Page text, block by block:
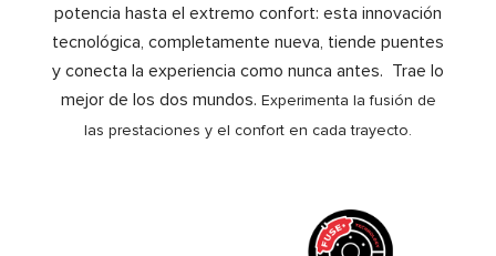
potencia hasta el extremo confort: esta innovación
tecnológica, completamente nueva, tiende puentes
y conecta la experiencia como nunca antes. Trae lo
mejor de los dos mundos. Experimenta la fusión de
las prestaciones y el confort en cada trayecto.